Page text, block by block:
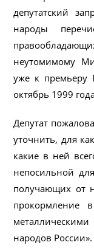
депутатский
народы
неутомимому
уже к премьеру
октябрь 1999
Депутат
уточнить, для
какие в ней
непосильной
получающих от
прокормление
народов России».